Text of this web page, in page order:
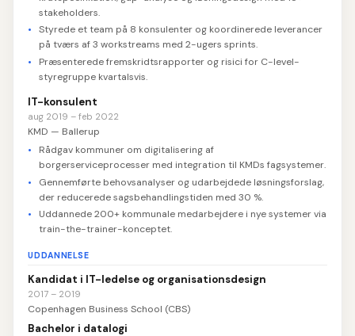
stakeholders.
Styrede et team på 8 konsulenter og koordinerede leverancer
på tværs af 3 workstreams med 2-ugers sprints.
Præsenterede fremskridtsrapporter og risici for C-level-
styregruppe kvartalsvis.
IT-konsulent
aug 2019 – feb 2022
KMD — Ballerup
Rådgav kommuner om digitalisering af
borgerserviceprocesser med integration til KMDs fagsystemer.
Gennemførte behovsanalyser og udarbejdede løsningsforslag,
der reducerede sagsbehandlingstiden med 30 %.
Uddannede 200+ kommunale medarbejdere i nye systemer via
train-the-trainer-konceptet.
UDDANNELSE
Kandidat i IT-ledelse og organisationsdesign
2017 – 2019
Copenhagen Business School (CBS)
Bachelor i datalogi